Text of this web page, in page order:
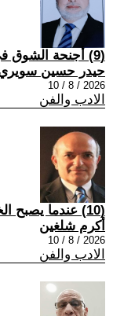
(9) أجنحة الشوق في سماء كربلاء
حيدر حسين
2026 / 8 / 10
الادب والفن
(10) عندما يصبح الخيال أصدق من الواقع
أكرم شلغين
2026 / 8 / 10
الادب والفن